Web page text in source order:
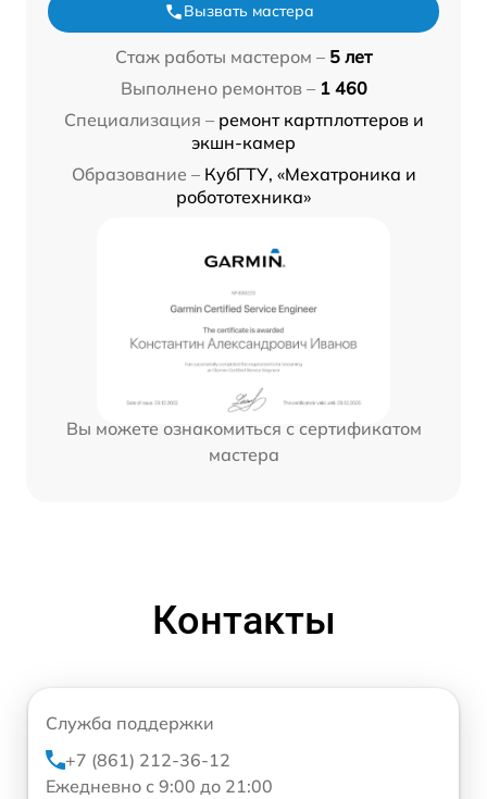
Вызвать мастера
Стаж работы мастером – 5 лет
Выполнено ремонтов – 1 460
Специализация – ремонт картплоттеров и
экшн-камер
Образование – КубГТУ, «Мехатроника и
робототехника»
Вы можете ознакомиться с сертификатом
мастера
Контакты
Служба поддержки
+7 (861) 212-36-12
Ежедневно с 9:00 до 21:00